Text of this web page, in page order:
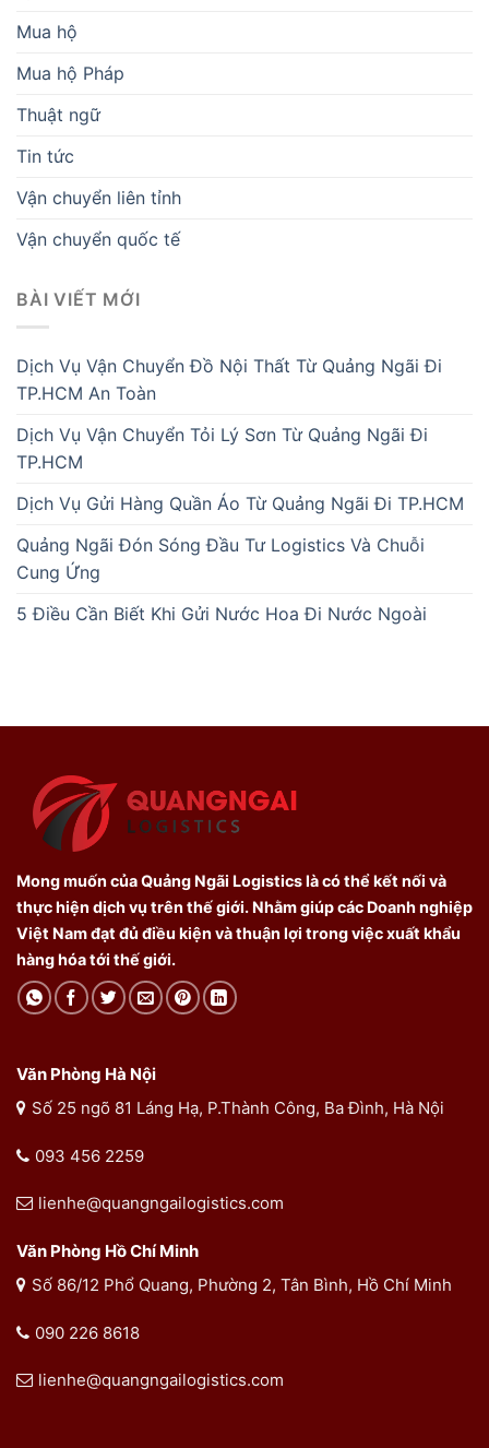
Mua hộ
Mua hộ Pháp
Thuật ngữ
Tin tức
Vận chuyển liên tỉnh
Vận chuyển quốc tế
BÀI VIẾT MỚI
Dịch Vụ Vận Chuyển Đồ Nội Thất Từ Quảng Ngãi Đi
TP.HCM An Toàn
Dịch Vụ Vận Chuyển Tỏi Lý Sơn Từ Quảng Ngãi Đi
TP.HCM
Dịch Vụ Gửi Hàng Quần Áo Từ Quảng Ngãi Đi TP.HCM
Quảng Ngãi Đón Sóng Đầu Tư Logistics Và Chuỗi
Cung Ứng
5 Điều Cần Biết Khi Gửi Nước Hoa Đi Nước Ngoài
Mong muốn của Quảng Ngãi Logistics là có thể kết nối và
thực hiện dịch vụ trên thế giới. Nhằm giúp các Doanh nghiệp
Việt Nam đạt đủ điều kiện và thuận lợi trong việc xuất khẩu
hàng hóa tới thế giới.
Văn Phòng Hà Nội
Số 25 ngõ 81 Láng Hạ, P.Thành Công, Ba Đình, Hà Nội
093 456 2259
lienhe@quangngailogistics.com
Văn Phòng Hồ Chí Minh
Số 86/12 Phổ Quang, Phường 2, Tân Bình, Hồ Chí Minh
090 226 8618
lienhe@quangngailogistics.com